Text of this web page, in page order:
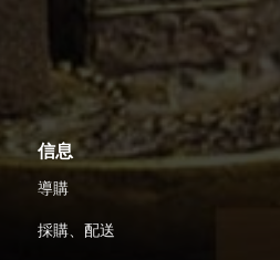
信息
導購
採購、配送